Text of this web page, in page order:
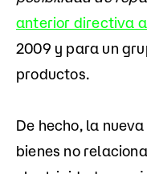
anterior directiva
2009 y para un
productos.
De hecho, la
bienes no